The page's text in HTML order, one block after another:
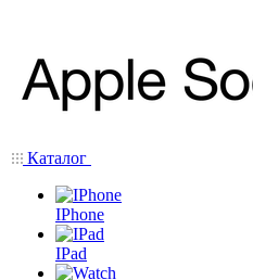
Каталог
IPhone
IPad